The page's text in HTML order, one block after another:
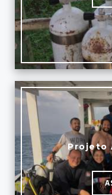
Projeto